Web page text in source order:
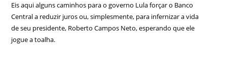
Eis aqui alguns caminhos para o governo Lula forçar o Banco
Central a reduzir juros ou, simplesmente, para infernizar a vida
de seu presidente, Roberto Campos Neto, esperando que ele
jogue a toalha.